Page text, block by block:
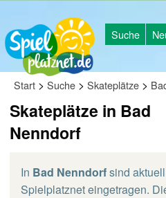
Suche
Start > Suche > Skateplätze >
Skateplätze in Bad
Nenndorf
In Bad Nenndorfsind aktuell
Spielplatznet eingetragen.